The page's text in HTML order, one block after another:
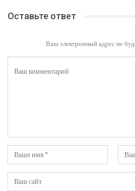
Оставьте ответ
Ваш электронный адрес не